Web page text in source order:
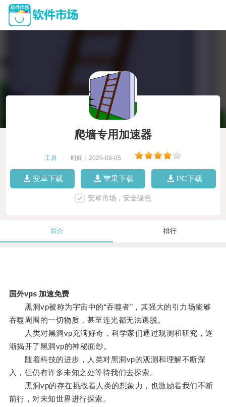
爬墙专用加速器
工具 时间：2025-09-05
安卓下载 苹果下载 PC下载
安卓市场，安全绿色
简介 排行
国外vps 加速免费
黑洞vp被称为宇宙中的“吞噬者”，其强大的引力场能够
吞噬周围的一切物质，甚至连光都无法逃脱。
人类对黑洞vp充满好奇，科学家们通过观测和研究，逐
渐揭开了黑洞vp的神秘面纱。
随着科技的进步，人类对黑洞vp的观测和理解不断深
入，但仍有许多未知之处等待我们去探索。
黑洞vp的存在挑战着人类的想象力，也激励着我们不断
前行，对未知世界进行探索。